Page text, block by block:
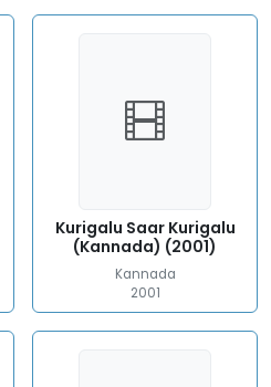
Kurigalu Saar Kurigalu
(Kannada) (2001)
Kannada
2001